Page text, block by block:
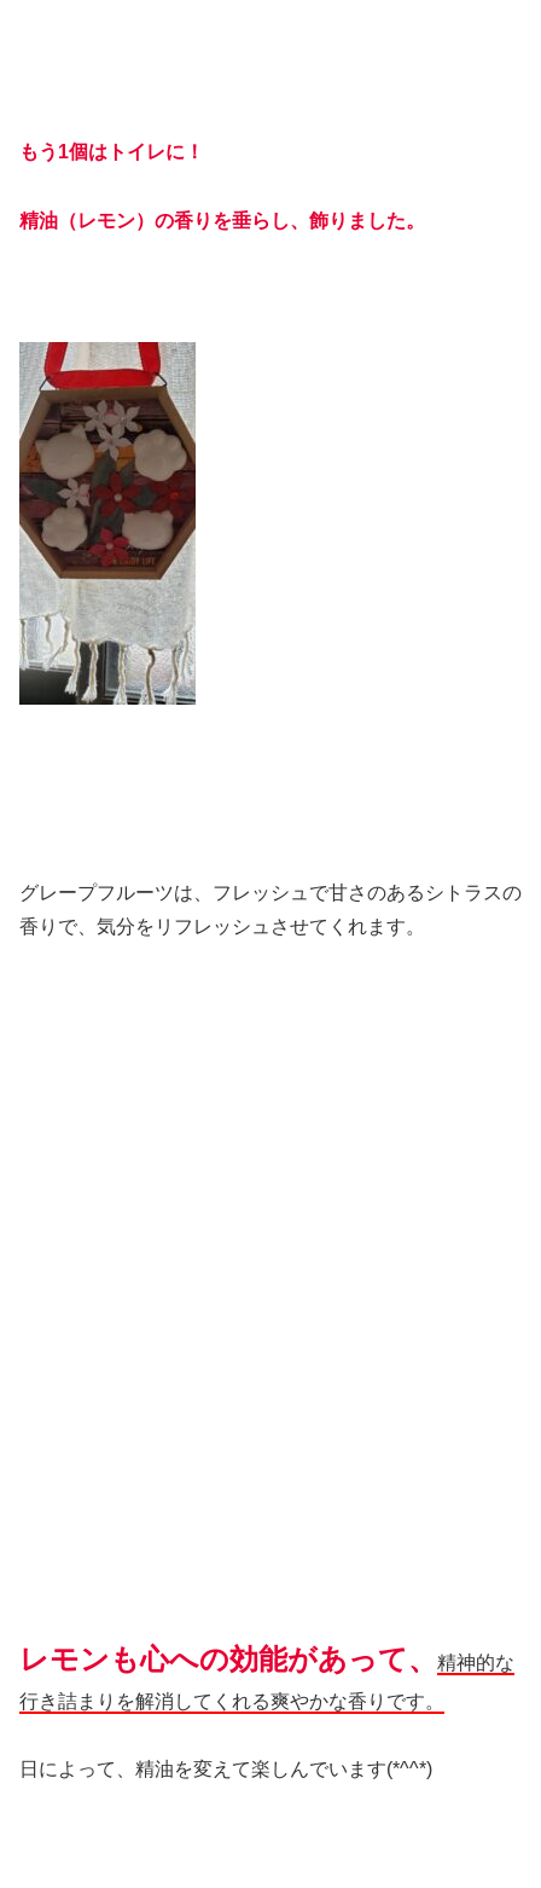
もう1個はトイレに！
精油（レモン）の香りを垂らし、飾りました。
グレープフルーツは、フレッシュで甘さのあるシトラスの
香りで、気分をリフレッシュさせてくれます。
レモンも心への効能があって、
精神的な
行き詰まりを解消してくれる爽やかな香りです。
日によって、精油を変えて楽しんでいます(*^^*)